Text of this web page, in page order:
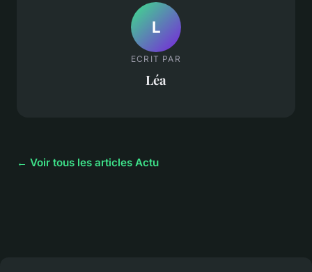
L
ECRIT PAR
Léa
← Voir tous les articles Actu